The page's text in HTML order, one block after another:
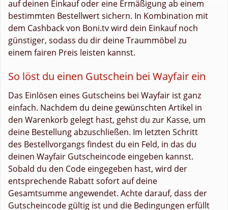
auf deinen Einkauf oder eine Ermäßigung ab einem
bestimmten Bestellwert sichern. In Kombination mit
dem Cashback von Boni.tv wird dein Einkauf noch
günstiger, sodass du dir deine Traummöbel zu
einem fairen Preis leisten kannst.
So löst du einen Gutschein bei Wayfair ein
Das Einlösen eines Gutscheins bei Wayfair ist ganz
einfach. Nachdem du deine gewünschten Artikel in
den Warenkorb gelegt hast, gehst du zur Kasse, um
deine Bestellung abzuschließen. Im letzten Schritt
des Bestellvorgangs findest du ein Feld, in das du
deinen Wayfair Gutscheincode eingeben kannst.
Sobald du den Code eingegeben hast, wird der
entsprechende Rabatt sofort auf deine
Gesamtsumme angewendet. Achte darauf, dass der
Gutscheincode gültig ist und die Bedingungen erfüllt